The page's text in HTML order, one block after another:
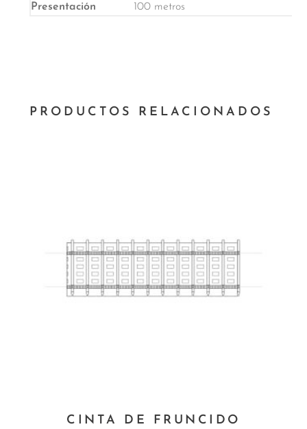
100 metros
PRODUCTOS RELACIONADOS
productoCINTA DE FRUNCIDO